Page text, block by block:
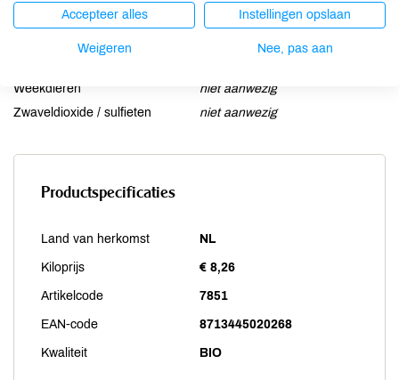
niet aanwezig
kan bevatten
Weekdieren
niet aanwezig
Zwaveldioxide / sulfieten
niet aanwezig
Productspecificaties
Land van herkomst NL
Kiloprijs € 8,26
Artikelcode 7851
EAN-code 8713445020268
Kwaliteit BIO
Accepteer alles Instellingen opslaan
Weigeren Nee, pas aan